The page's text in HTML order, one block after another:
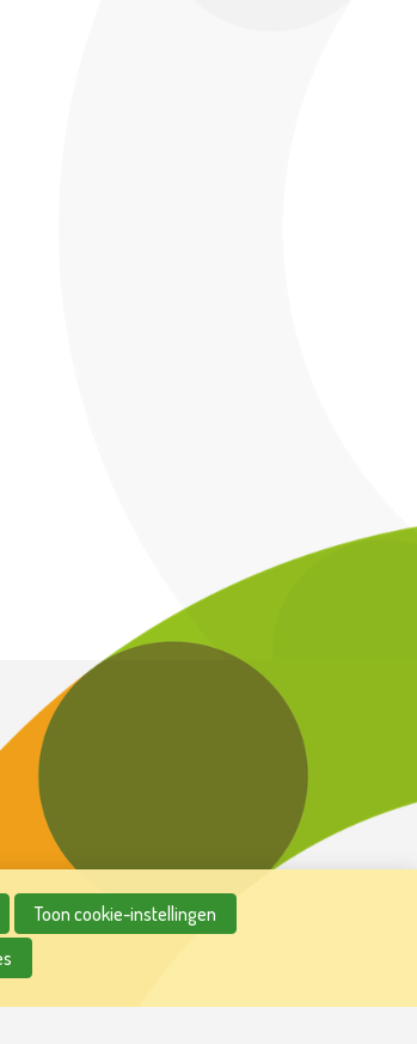
Toon cookie-instellingen